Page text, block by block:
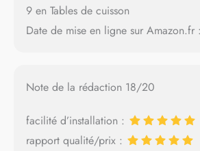
9 en Tables de cuisson
Date de mise en ligne sur
Note de la rédaction 18/20
facilité d’installation :
rapport qualité/prix :